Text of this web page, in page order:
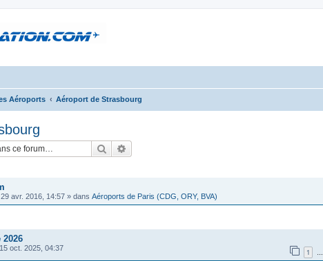
Aéroports Aéroport de Strasbourg
Rechercher
avr. 2016, 14:57 » dans Aéroports de Paris (CDG, ORY, BVA)
2026
oct. 2025, 04:37 1 …